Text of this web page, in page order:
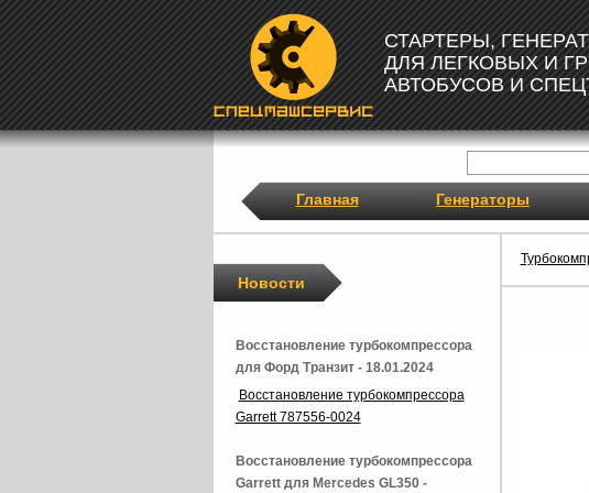
СТАРТЕРЫ,
ДЛЯ ЛЕГКОВЫХ И
АВТОБУСОВ И
Главная Генераторы
Новости
Восстановление турбокомпрессора
для Форд Транзит - 18.01.2024
Восстановление турбокомпрессора
Garrett 787556-0024
Восстановление турбокомпрессора
Garrett для Mercedes GL350 -